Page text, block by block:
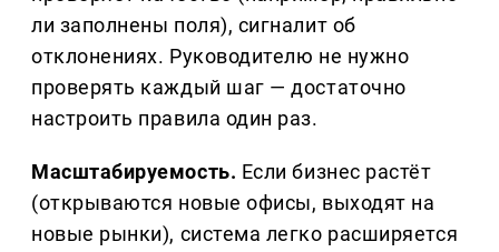
ли заполнены поля), сигналит об
отклонениях. Руководителю не нужно
проверять каждый шаг — достаточно
настроить правила один раз.
Масштабируемость. Если бизнес растёт
(открываются новые офисы, выходят на
новые рынки), система легко расширяется